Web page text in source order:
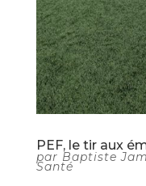
PEF, le tir aux
par Baptiste
Santé